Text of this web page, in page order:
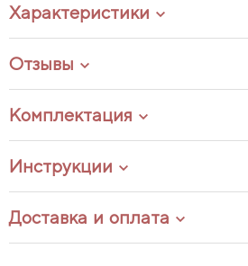
Характеристики
Отзывы
Комплектация
Инструкции
Доставка и оплата